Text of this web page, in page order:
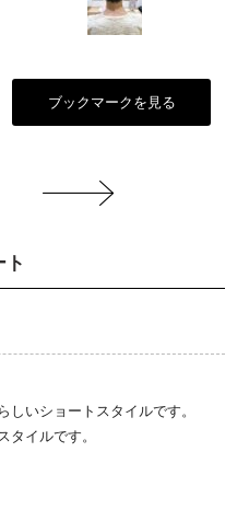
ブックマークを見る
ト
いショートスタイルです。
タイルです。